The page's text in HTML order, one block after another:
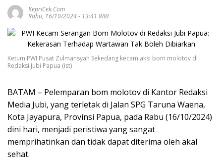
KepriCek.com
Rabu, 16/10/2024 - 13:41 WIB
Ketum PWI Pusat Zulmansyah Sekedang kecam aksi bom molotov di
Redaksi Jubi Papua (ist)
BATAM – Pelemparan bom molotov di Kantor Redaksi
Media Jubi, yang terletak di Jalan SPG Taruna Waena,
Kota Jayapura, Provinsi Papua, pada Rabu (16/10/2024)
dini hari, menjadi peristiwa yang sangat
memprihatinkan dan tidak dapat diterima oleh akal
sehat.